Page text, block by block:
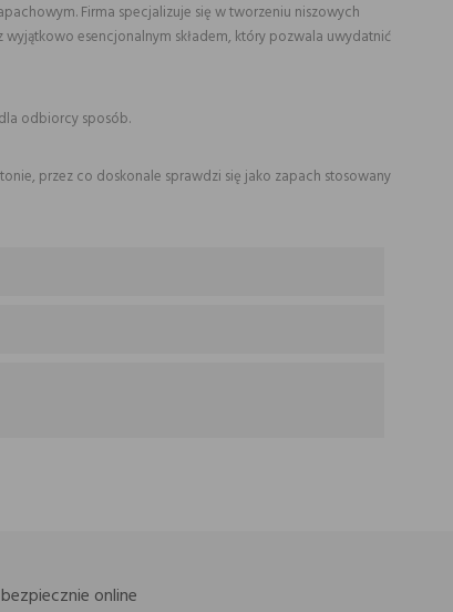
Firma specjalizuje się w tworzeniu niszowych
esencjonalnym składem, który pozwala uwydatnić
odbiorcy sposób.
przez co doskonale sprawdzi się jako zapach stosowany
online